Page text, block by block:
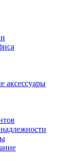
аксессуары